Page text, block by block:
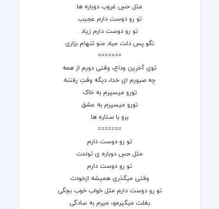
مثل حسِ غروب دوباره ها
تو رو دوست دارم عجیب
تو رو دوست دارم زیاد
نگو پس دلت میاد منو تنهام بزاری
=======
توی آخرین وداع، وقتی دورم از همه
چه صبورم ای خدا، دیگه وقتِ رفتنه
تورو میسپرم به خاک
تورو میسپرم به عشق
برو با ستاره ها
=======
تو رو دوست دارم
مثل حسِ دوباره ی تولدت
تو رو دوست دارم
وقتی میگذری همیشه ازخودت
تو رو دوست دارم مثل خواب خوب بچگی
بغلت میگیرمو، میرم به سادگی